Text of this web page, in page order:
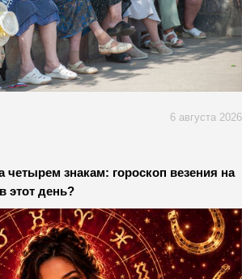
6 августа 2026
четырем знакам: гороскоп везения на
этот день?